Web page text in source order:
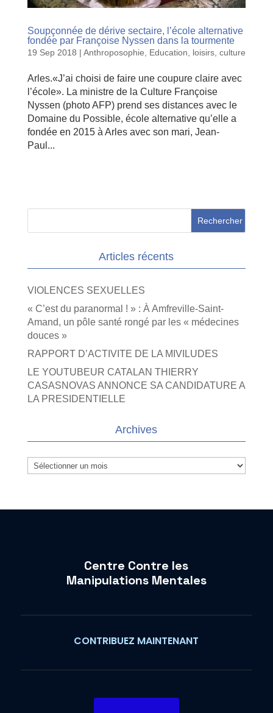
Soupçonnée de dérive sectaire, l’école alternative
fondée par Françoise Nyssen dans la tourmente
19 Sep 2018 | Anthroposophie, Education, loisirs, culture
Arles.«J’ai choisi de faire une coupure claire avec
l’école». La ministre de la Culture Françoise
Nyssen (photo AFP) prend ses distances avec le
Domaine du Possible, école alternative qu’elle a
fondée en 2015 à Arles avec son mari, Jean-
Paul...
Articles récents
VIOLENCES SEXUELLES
« C’est du paranormal ! » : À Amfreville-Saint-
Amand, un pôle santé rongé par les « médecines
douces »
RAPPORT D’ACTIVITE DE LA MIVILUDES
LE YOUTUBEUR CATALAN THIERRY
CASASNOVAS ANNONCE SA CANDIDATURE A
LA PRESIDENTIELLE
Archives
Archives
Centre Contre les
Manipulations Mentales
CONTRIBUEZ MAINTENANT